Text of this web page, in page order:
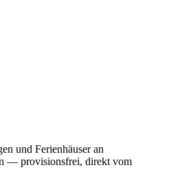
und Ferienhäuser an
— provisionsfrei, direkt vom